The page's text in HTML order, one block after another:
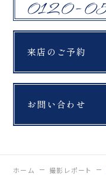
来店のご予約
お問い合わせ
ホーム 撮影レポート